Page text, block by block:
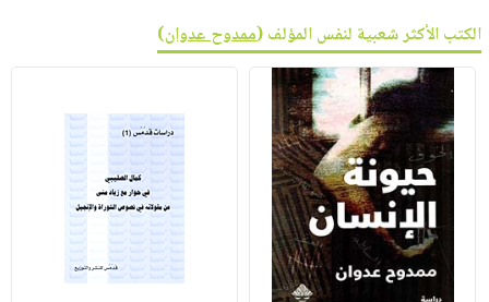
الكتب الأكثر شعبية لنفس المؤلف (ممدوح عدوان)